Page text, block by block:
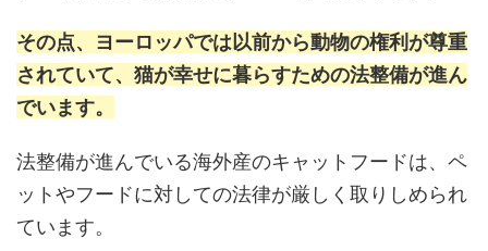
その点、ヨーロッパでは以前から動物の権利が尊重
されていて、猫が幸せに暮らすための法整備が進ん
でいます。
法整備が進んでいる海外産のキャットフードは、ペ
ットやフードに対しての法律が厳しく取りしめられ
ています。